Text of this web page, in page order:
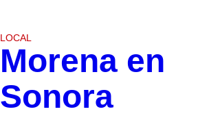
LOCAL
Morena en
Sonora